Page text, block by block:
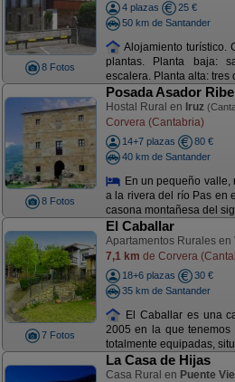
8 Fotos
4 plazas
25 €
50 km de Santander
Alojamiento turístico.
plantas. Planta baja:
escalera. Planta alta: tres
8 Fotos
Posada Asador
Hostal Rural en Iruz
Corvera (Cantabria)
14+7 plazas
80 €
40 km de Santander
En un pequeño valle,
a la rivera del río Pas en
casona montañesa del
7 Fotos
El Caballar
Apartamentos Rurales en
7,1 km de Corvera
18+6 plazas
30 €
35 km de Santander
El Caballar es una
2005 en la que tenemos
totalmente equipadas,
La Casa de Hijas
Casa Rural en Puente